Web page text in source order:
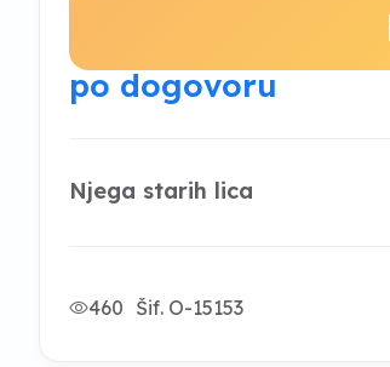
po dogovoru
Njega starih lica
460 Šif. O-15153